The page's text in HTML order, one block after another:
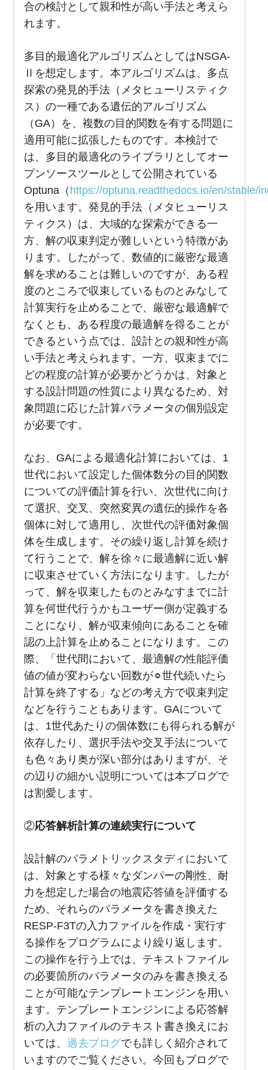
合の検討として親和性が高い手法と考えら
れます。
多目的最適化アルゴリズムとしてはNSGA-
Ⅱを想定します。本アルゴリズムは、多点
探索の発見的手法（メタヒューリスティク
ス）の一種である遺伝的アルゴリズム
（ GA）を、複数の目的関数を有する問題に
適用可能に拡張したものです。本検討で
は、多目的最適化のライブラリとしてオー
プンソースツールとして公開されている
Optuna （ https://optuna.readthedocs.io/en/stable/
を用います。発見的手法（メタヒューリス
ティクス）は、大域的な探索ができる一
方、解の収束判定が難しいという特徴があ
ります。したがって、数値的に厳密な最適
解を求めることは難しいのですが、ある程
度のところで収束しているものとみなして
計算実行を止めることで、厳密な最適解で
なくとも、ある程度の最適解を得ることが
できるという点では、設計との親和性が高
い手法と考えられます。一方、収束までに
どの程度の計算が必要かどうかは、対象と
する設計問題の性質により異なるため、対
象問題に応じた計算パラメータの個別設定
が必要です。
なお、GAによる最適化計算においては、1
世代において設定した個体数分の目的関数
についての評価計算を行い、次世代に向け
て選択、交叉、突然変異の遺伝的操作を各
個体に対して適用し、次世代の評価対象個
体を生成します。その繰り返し計算を続け
て行うことで、解を徐々に最適解に近い解
に収束させていく方法になります。したが
って、解を収束したものとみなすまでに計
算を何世代行うかもユーザー側が定義する
ことになり、解が収束傾向にあることを確
認の上計算を止めることになります。この
際、「世代間において、最適解の性能評価
値の値が変わらない回数が⚪︎世代続いたら
計算を終了する」などの考え方で収束判定
などを行うこともあります。GAについて
は、1世代あたりの個体数にも得られる解が
依存したり、選択手法や交叉手法について
も色々あり奥が深い部分はありますが、そ
の辺りの細かい説明については本ブログで
は割愛します。
②応答解析計算の連続実行について
設計解のパラメトリックスタディにおいて
は、対象とする様々なダンパーの剛性、耐
力を想定した場合の地震応答値を評価する
ため、それらのパラメータを書き換えた
RESP-F3Tの入力ファイルを作成・実行す
る操作をプログラムにより繰り返します。
この操作を行う上では、テキストファイル
の必要箇所のパラメータのみを書き換える
ことが可能なテンプレートエンジンを用い
ます。テンプレートエンジンによる応答解
析の入力ファイルのテキスト書き換えにお
いては、 過去ブログでも詳しく紹介されて
いますのでご覧ください。今回もブログで